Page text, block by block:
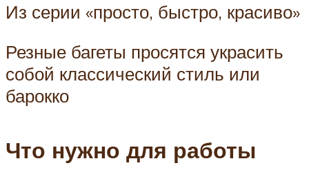
Из серии «просто, быстро, красиво»
Резные багеты просятся украсить
собой классический стиль или
барокко
Что нужно для работы